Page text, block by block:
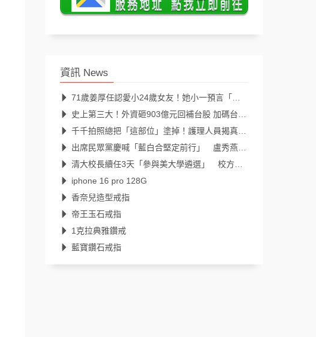
資訊 News
71歲姜厚任認愛小24歲女友！她小一預言「一定會再見」39年後成真
史上第三大！外資砸903億元回補台股 加碼台積電298億元
千千拍照總把「這部位」塗掉！護理人員揭真相：避免惹來不必要麻煩
出席民眾黨慶喊「藍白合堅定前行」 盧秀燕：2026全民倒閣，2028全民倒賴
清大校長續任3天「參與美大學遴選」 校方、教育部回應了
iphone 16 pro 128G
香奈兒造型戒指
帝王玉石戒指
1克拉典雅鑽戒
藍寶鑽石戒指